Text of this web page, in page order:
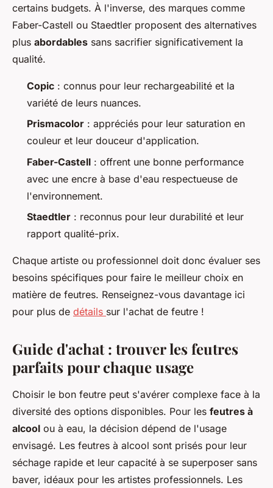
certains budgets. À l'inverse, des marques comme
Faber-Castell ou Staedtler proposent des alternatives
plus abordables sans sacrifier significativement la
qualité.
Copic : connus pour leur rechargeabilité et la
variété de leurs nuances.
Prismacolor : appréciés pour leur saturation en
couleur et leur douceur d'application.
Faber-Castell : offrent une bonne performance
avec une encre à base d'eau respectueuse de
l'environnement.
Staedtler : reconnus pour leur durabilité et leur
rapport qualité-prix.
Chaque artiste ou professionnel doit donc évaluer ses
besoins spécifiques pour faire le meilleur choix en
matière de feutres. Renseignez-vous davantage ici
pour plus de détails sur l'achat de feutre !
Guide d'achat : trouver les feutres
parfaits pour chaque usage
Choisir le bon feutre peut s'avérer complexe face à la
diversité des options disponibles. Pour les feutres à
alcool ou à eau, la décision dépend de l'usage
envisagé. Les feutres à alcool sont prisés pour leur
séchage rapide et leur capacité à se superposer sans
baver, idéaux pour les artistes professionnels. Les